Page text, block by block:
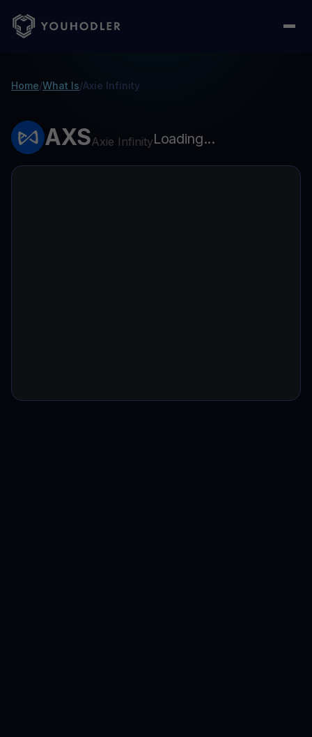
Home/What Is/Axie Infinity
AXSAxie InfinityLoading...